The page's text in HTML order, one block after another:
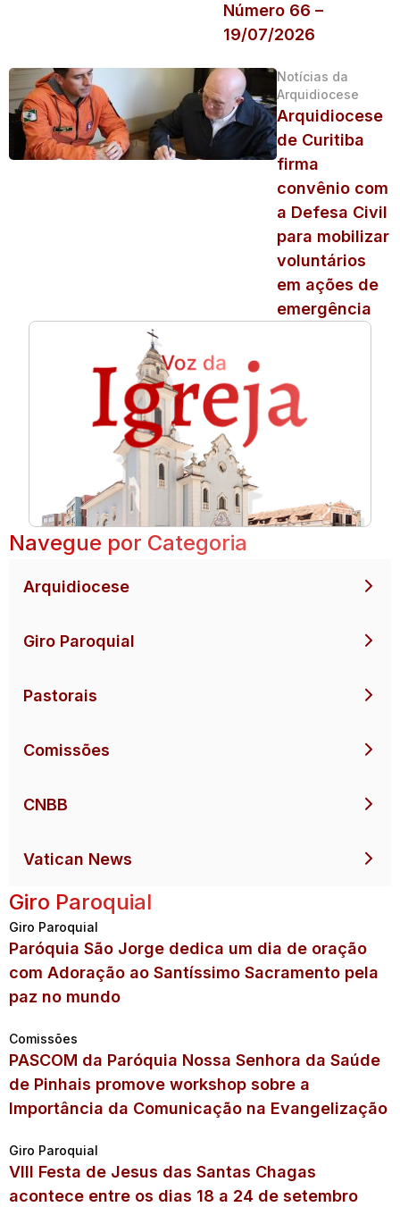
Número 66 –
19/07/2026
Notícias da
Arquidiocese
Arquidiocese
de Curitiba
firma
convênio com
a Defesa Civil
para mobilizar
voluntários
em ações de
emergência
Navegue por Categoria
Arquidiocese
Giro Paroquial
Pastorais
Comissões
CNBB
Vatican News
Giro Paroquial
Giro Paroquial
Paróquia São Jorge dedica um dia de oração
com Adoração ao Santíssimo Sacramento pela
paz no mundo
Comissões
PASCOM da Paróquia Nossa Senhora da Saúde
de Pinhais promove workshop sobre a
Importância da Comunicação na Evangelização
Giro Paroquial
VIII Festa de Jesus das Santas Chagas
acontece entre os dias 18 a 24 de setembro